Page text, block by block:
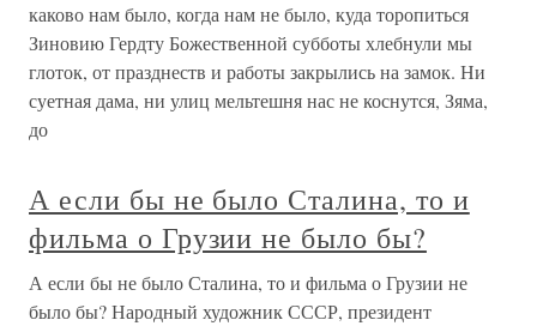
каково нам было, когда нам не было, куда торопиться
Зиновию Гердту Божественной субботы хлебнули мы
глоток, от празднеств и работы закрылись на замок. Ни
суетная дама, ни улиц мельтешня нас не коснутся, Зяма,
до
А если бы не было Сталина, то и
фильма о Грузии не было бы?
А если бы не было Сталина, то и фильма о Грузии не
было бы? Народный художник СССР, президент